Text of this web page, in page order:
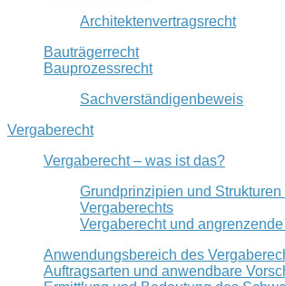
Architektenvertragsrecht
Bauträgerrecht
Bauprozessrecht
Sachverständigenbeweis
Vergaberecht
Vergaberecht – was ist das?
Grundprinzipien und Strukturen
Vergaberechts
Vergaberecht und
Anwendungsbereich des
Auftragsarten und anwendbare